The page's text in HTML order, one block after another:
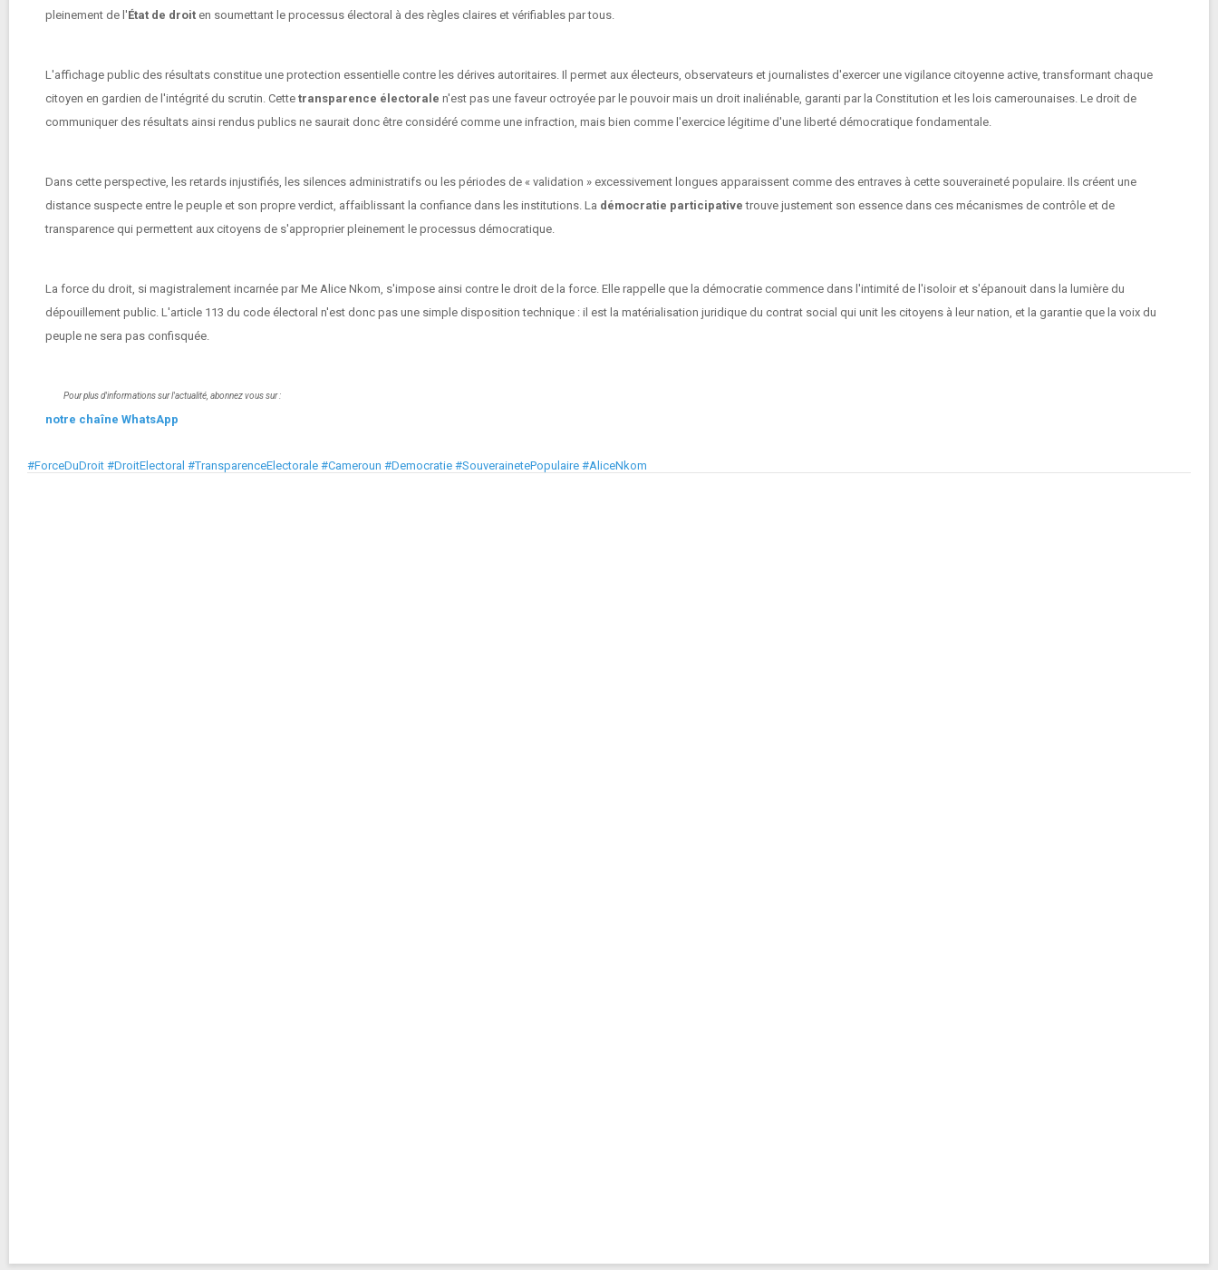
pleinement de l'État de droit en soumettant le processus électoral à des règles claires et vérifiables par tous.
L'affichage public des résultats constitue une protection essentielle contre les dérives autoritaires. Il permet aux électeurs, observateurs et journalistes d'exercer une vigilance citoyenne active, transformant chaque
citoyen en gardien de l'intégrité du scrutin. Cette transparence électorale n'est pas une faveur octroyée par le pouvoir mais un droit inaliénable, garanti par la Constitution et les lois camerounaises. Le droit de
communiquer des résultats ainsi rendus publics ne saurait donc être considéré comme une infraction, mais bien comme l'exercice légitime d'une liberté démocratique fondamentale.
Dans cette perspective, les retards injustifiés, les silences administratifs ou les périodes de « validation » excessivement longues apparaissent comme des entraves à cette souveraineté populaire. Ils créent une
distance suspecte entre le peuple et son propre verdict, affaiblissant la confiance dans les institutions. La démocratie participative trouve justement son essence dans ces mécanismes de contrôle et de
transparence qui permettent aux citoyens de s'approprier pleinement le processus démocratique.
La force du droit, si magistralement incarnée par Me Alice Nkom, s'impose ainsi contre le droit de la force. Elle rappelle que la démocratie commence dans l'intimité de l'isoloir et s'épanouit dans la lumière du
dépouillement public. L'article 113 du code électoral n'est donc pas une simple disposition technique : il est la matérialisation juridique du contrat social qui unit les citoyens à leur nation, et la garantie que la voix du
peuple ne sera pas confisquée.
Pour plus d'informations sur l'actualité, abonnez vous sur :
notre chaîne WhatsApp
#ForceDuDroit #DroitElectoral #TransparenceElectorale #Cameroun #Democratie #SouverainetePopulaire #AliceNkom